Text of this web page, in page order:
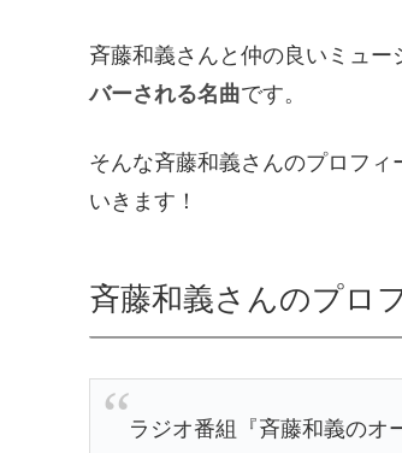
斉藤和義さんと仲の良いミュー
バーされる名曲です。
そんな斉藤和義さんのプロフィ
いきます！
斉藤和義さんのプロ
ラジオ番組『斉藤和義のオ